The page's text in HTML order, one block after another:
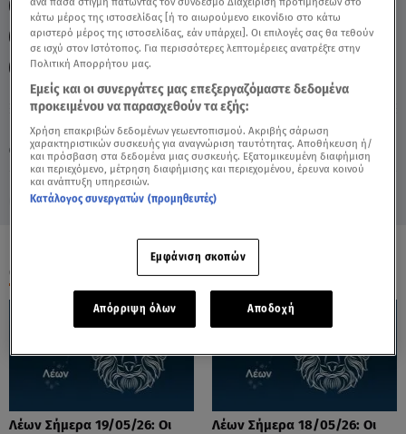
Παρασκευή 7 Αυγούστου 2026
24.04.26, 11:52 ΖΩΔΙΑ
ΑΣΗ ΜΠΗΛΙΟΥ
ΗΜΕΡΗΣΙΕΣ ΠΡΟΒΛΕΨΕΙΣ
ΑΣΤΡΟΛΟΓΙΚΕΣ ΠΡΟΒΛΕΨΕΙΣ
ΖΩΔΙΑ ΣΗΜΕΡΑ
BREAKFAST@STAR
ΟΛΑ ΤΑ ΒΙΝΤΕΟ
Λέων Σήμερα 19/05/26: Οι
Λέων Σήμερα 18/05/26: Οι
κάτω μέρος της ιστοσελίδας [ή το αιωρούμενο εικονίδιο στο κάτω
αριστερό μέρος της ιστοσελίδας, εάν υπάρχει]. Οι επιλογές σας θα τεθούν
σε ισχύ στον Ιστότοπος. Για περισσότερες λεπτομέρειες ανατρέξτε στην
Πολιτική Απορρήτου μας.
Εμείς και οι συνεργάτες μας επεξεργαζόμαστε δεδομένα
προκειμένου να παρασχεθούν τα εξής:
Χρήση επακριβών δεδομένων γεωεντοπισμού. Ακριβής σάρωση
χαρακτηριστικών συσκευής για αναγνώριση ταυτότητας. Αποθήκευση ή/
και πρόσβαση στα δεδομένα μιας συσκευής. Εξατομικευμένη διαφήμιση
και περιεχόμενο, μέτρηση διαφήμισης και περιεχομένου, έρευνα κοινού
και ανάπτυξη υπηρεσιών.
Κατάλογος συνεργατών (προμηθευτές)
Εμφάνιση σκοπών
Απόρριψη όλων Αποδοχή